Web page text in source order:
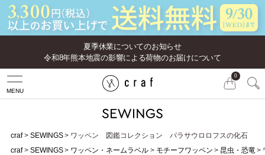
夏季休業についてのお知らせ
令和8年熊本地震の影響による荷物のお届けについて
MENU
0
craf SEWINGS
ワッペン 図鑑コレクション パラサウロロフスの化石
craf
SEWINGS ワッペン・ネームラベル モチーフワッペン 昆虫・恐竜